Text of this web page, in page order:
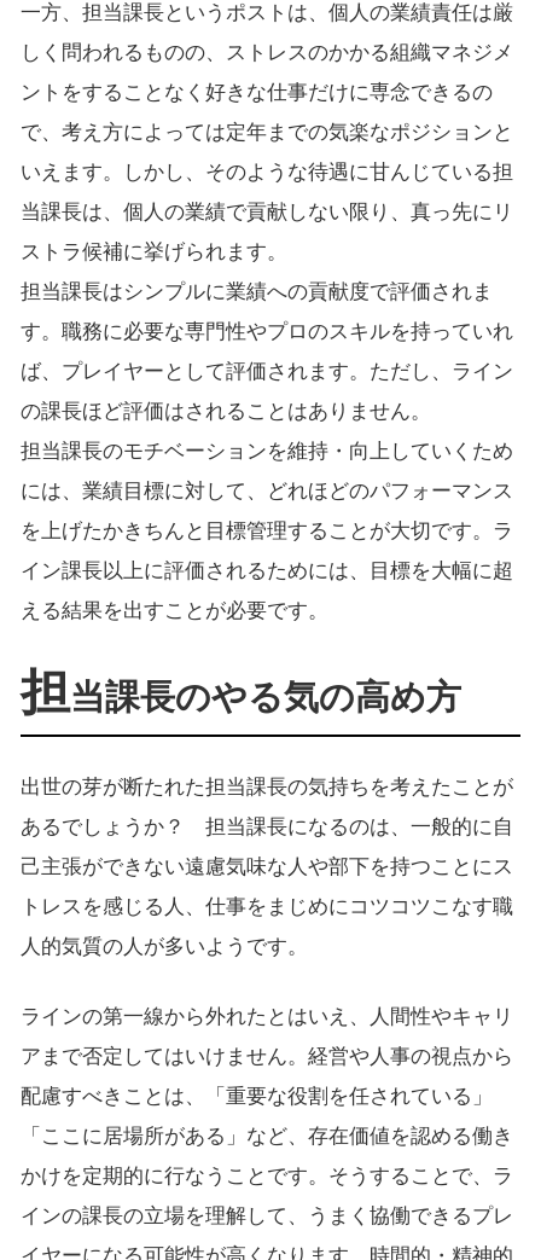
一方、担当課長というポストは、個人の業績責任は厳
しく問われるものの、ストレスのかかる組織マネジメ
ントをすることなく好きな仕事だけに専念できるの
で、考え方によっては定年までの気楽なポジションと
いえます。しかし、そのような待遇に甘んじている担
当課長は、個人の業績で貢献しない限り、真っ先にリ
ストラ候補に挙げられます。
担当課長はシンプルに業績への貢献度で評価されま
す。職務に必要な専門性やプロのスキルを持っていれ
ば、プレイヤーとして評価されます。ただし、ライン
の課長ほど評価はされることはありません。
担当課長のモチベーションを維持・向上していくため
には、業績目標に対して、どれほどのパフォーマンス
を上げたかきちんと目標管理することが大切です。ラ
イン課長以上に評価されるためには、目標を大幅に超
える結果を出すことが必要です。
担当課長のやる気の高め方
出世の芽が断たれた担当課長の気持ちを考えたことが
あるでしょうか？ 担当課長になるのは、一般的に自
己主張ができない遠慮気味な人や部下を持つことにス
トレスを感じる人、仕事をまじめにコツコツこなす職
人的気質の人が多いようです。
ラインの第一線から外れたとはいえ、人間性やキャリ
アまで否定してはいけません。経営や人事の視点から
配慮すべきことは、「重要な役割を任されている」
「ここに居場所がある」など、存在価値を認める働き
かけを定期的に行なうことです。そうすることで、ラ
インの課長の立場を理解して、うまく協働できるプレ